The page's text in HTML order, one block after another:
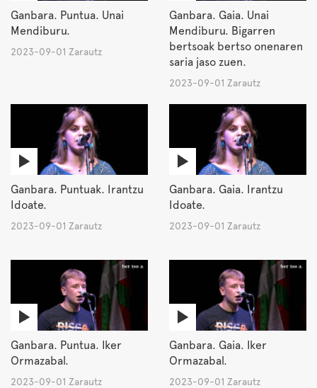
Ganbara. Puntua. Unai
Mendiburu.
2023-09-01 Zarautz
Ganbara. Gaia. Unai
Mendiburu. Bigarren
bertsoak bertso onenaren
saria jaso zuen.
2023-09-01 Zarautz
Ganbara. Puntuak. Irantzu
Idoate.
2023-09-01 Zarautz
Ganbara. Gaia. Irantzu
Idoate.
2023-09-01 Zarautz
Ganbara. Puntua. Iker
Ormazabal.
2023-09-01 Zarautz
Ganbara. Gaia. Iker
Ormazabal.
2023-09-01 Zarautz